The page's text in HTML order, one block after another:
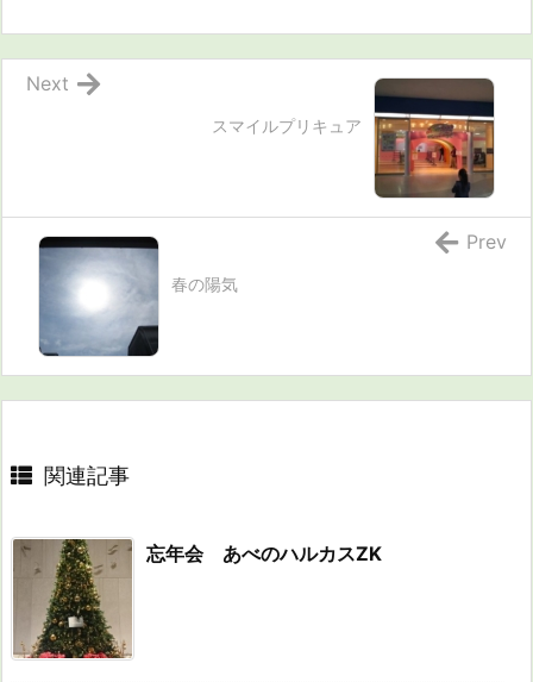
スマイルプリキュア
Next
春の陽気
Prev
関連記事
忘年会 あべのハルカスZK